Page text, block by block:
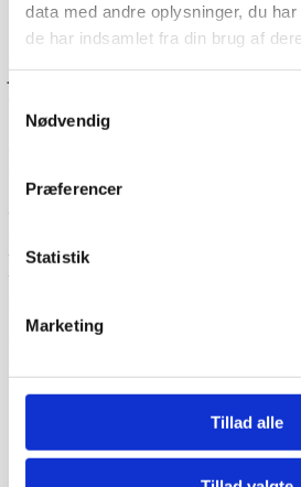
data med andre oplysninger, du
de har indsamlet fra din brug af
Nødvendig
Præferencer
Statistik
Marketing
Tillad alle
Dag-til-dag levering
Lagervarer leveres med 95%
første hverdag efter din bestilling,
Når du handler hos
Såfremt du ønsker at få varen tilsendt,
tilføjet “modtaget under forbehold”. Det
får du varen udleveret og du kan ringe til
modtager en vare som er beskadiget
desværre dit ansvar som kunde og vi
da vi ikke kan kræve erstatning fra
Du har mulighed for at låne til eller lease